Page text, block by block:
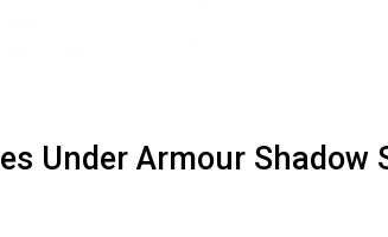
Under Armour Shadow